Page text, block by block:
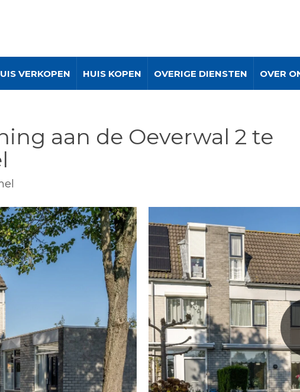
VERKOPEN HUIS KOPEN OVERIGE DIENSTEN OVER
aan de Oeverwal 2 te